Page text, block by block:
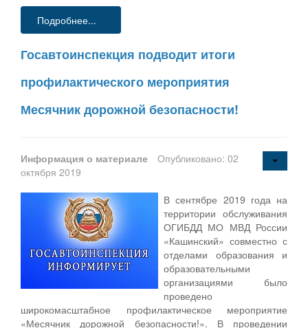
Подробнее...
Госавтоинспекция подводит итоги
профилактического мероприятия
Месячник дорожной безопасности!
Информация о материале
Опубликовано: 02
октября 2019
В сентябре 2019 года на
территории обслуживания
ОГИБДД МО МВД России
«Кашинский» совместно с
отделами образования и
образовательными
организациями было
проведено
широкомасштабное профилактическое мероприятие
«Месячник дорожной безопасности!». В проведении